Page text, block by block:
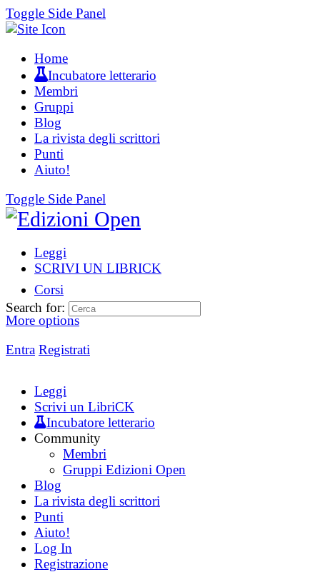
Toggle Side Panel
Home
Incubatore letterario
Membri
Gruppi
Blog
La rivista degli scrittori
Punti
Aiuto!
Toggle Side Panel
Leggi
SCRIVI UN LIBRICK
Corsi
More options
Entra Registrati
Search for:
Leggi
Scrivi un LibriCK
Incubatore letterario
Community
Membri
Gruppi Edizioni Open
Blog
La rivista degli scrittori
Punti
Aiuto!
Log In
Registrazione